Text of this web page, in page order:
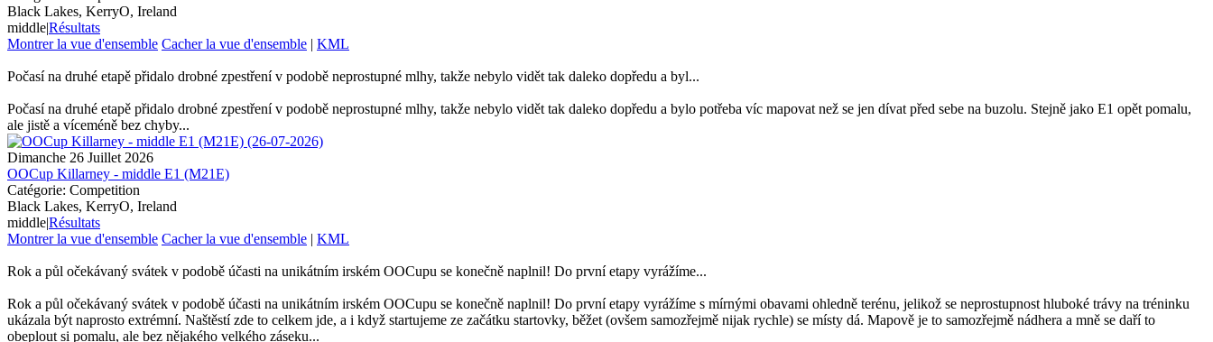
Black Lakes, KerryO, Ireland
middle|Résultats
Montrer la vue d'ensemble Cacher la vue d'ensemble | KML
Počasí na druhé etapě přidalo drobné zpestření v podobě neprostupné mlhy, takže nebylo vidět tak daleko dopředu a byl...
Počasí na druhé etapě přidalo drobné zpestření v podobě neprostupné mlhy, takže nebylo vidět tak daleko dopředu a bylo potřeba víc mapovat než se jen dívat před sebe na buzolu. Stejně jako E1 opět pomalu,
ale jistě a víceméně bez chyby...
Dimanche 26 Juillet 2026
OOCup Killarney - middle E1 (M21E)
Catégorie: Competition
Black Lakes, KerryO, Ireland
middle|Résultats
Montrer la vue d'ensemble Cacher la vue d'ensemble | KML
Rok a půl očekávaný svátek v podobě účasti na unikátním irském OOCupu se konečně naplnil! Do první etapy vyrážíme...
Rok a půl očekávaný svátek v podobě účasti na unikátním irském OOCupu se konečně naplnil! Do první etapy vyrážíme s mírnými obavami ohledně terénu, jelikož se neprostupnost hluboké trávy na tréninku
ukázala být naprosto extrémní. Naštěstí zde to celkem jde, a i když startujeme ze začátku startovky, běžet (ovšem samozřejmě nijak rychle) se místy dá. Mapově je to samozřejmě nádhera a mně se daří to
obeplout si pomalu, ale bez nějakého velkého záseku...